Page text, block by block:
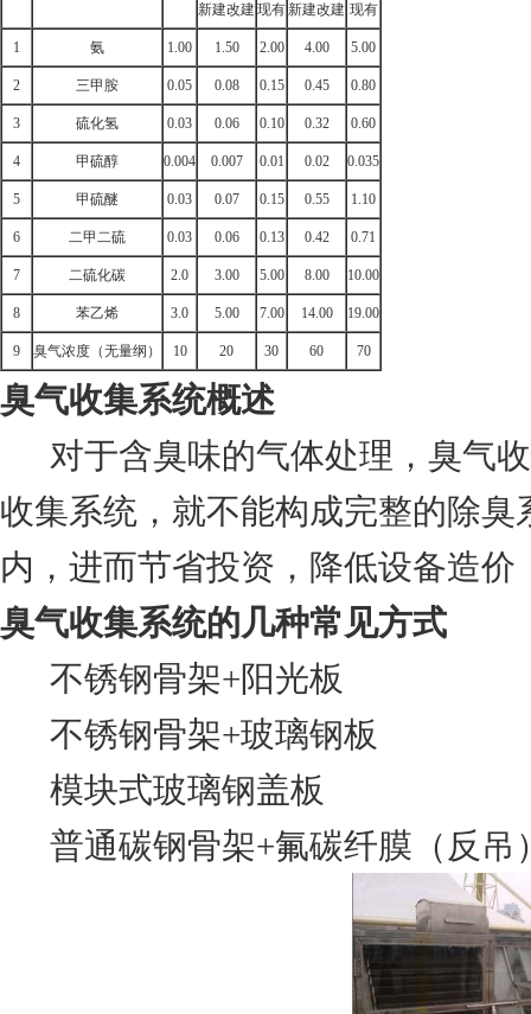
新建改建现有新建改建 现有
1 氨 1.00 1.50 2.00 4.00 5.00
2 三甲胺 0.05 0.08 0.15 0.45 0.80
3 硫化氢 0.03 0.06 0.10 0.32 0.60
4 甲硫醇 0.004 0.007 0.01 0.02 0.035
5 甲硫醚 0.03 0.07 0.15 0.55 1.10
6 二甲二硫 0.03 0.06 0.13 0.42 0.71
7 二硫化碳 2.0 3.00 5.00 8.00 10.00
8 苯乙烯 3.0 5.00 7.00 14.00 19.00
9 臭气浓度（无量纲） 10 20 30 60 70
臭气收集系统概述
对于含臭味的气体处理，臭气收
收集系统，就不能构成完整的除
内，进而节省投资，降低设备造
臭气收集系统的几种常见方式
不锈钢骨架+阳光板
不锈钢骨架+玻璃钢板
模块式玻璃钢盖板
普通碳钢骨架+氟碳纤膜（反吊